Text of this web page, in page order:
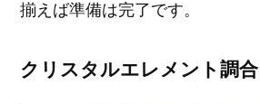
揃えば準備は完了です。
クリスタルエレメント調合